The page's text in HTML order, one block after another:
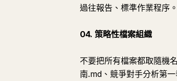
過往報告、標準作業程序
04. 策略性檔案組織
不要把所有檔案都取隨機
南.md、競爭對手分析第